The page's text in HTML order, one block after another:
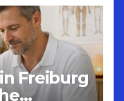
Freiburg